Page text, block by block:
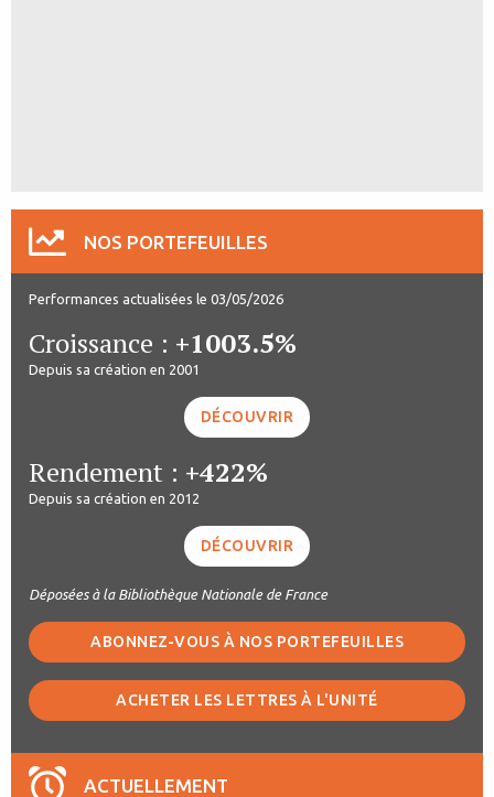
NOS PORTEFEUILLES
Performances actualisées le 03/05/2026
Croissance : +1003.5%
Depuis sa création en 2001
DÉCOUVRIR
Rendement : +422%
Depuis sa création en 2012
DÉCOUVRIR
Déposées à la Bibliothèque Nationale de France
ABONNEZ-VOUS À NOS PORTEFEUILLES
ACHETER LES LETTRES À L'UNITÉ
ACTUELLEMENT